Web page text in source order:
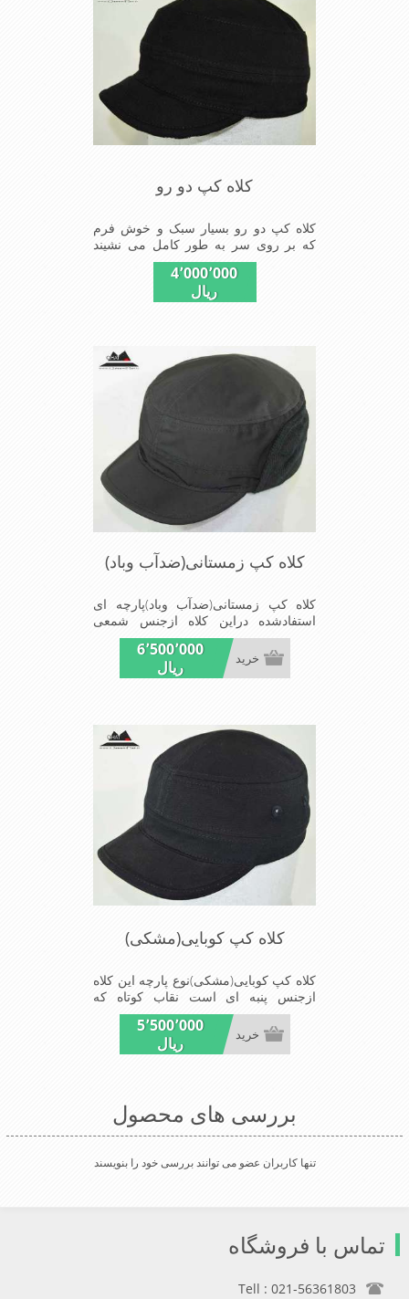
کلاه کپ دو رو
کلاه کپ دو رو بسیار سبک و خوش فرم
که بر روی سر به طور کامل می نشیند
دارای دو روی قابل استفاده از کلاه
4٬000٬000
ریال
کلاه کپ زمستانی(ضدآب وباد)
کلاه کپ زمستانی(ضدآب وباد)پارچه ای
استفادشده دراین کلاه ازجنس شمعی
تولیدژاپن که ضدآب وباد=
(Waterproof)است ازجنس شمعی برای
دوخت کاپشن بارانی استفاده می
6٬500٬000
ریال
خرید
کلاه کپ کوبایی(مشکی)
کلاه کپ کوبایی(مشکی)نوع پارچه این کلاه
ازجنس پنبه ای است نقاب کوتاه که
مناسب این شکل ازکلاه است شیک
ومناسب افراد خوش پوش جنس
عالی,دوخت مناسب,سبکی,خوش فرمی
5٬500٬000
ریال
خرید
بررسی های محصول
تنها کاربران عضو می توانند بررسی خود را بنویسند
تماس با فروشگاه
Tell : 021-56361803